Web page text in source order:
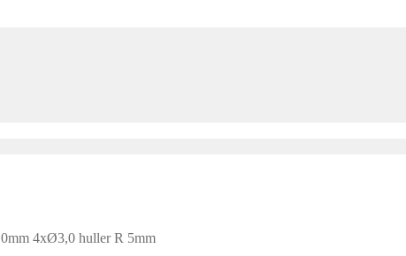
4xØ3,0 huller R 5mm